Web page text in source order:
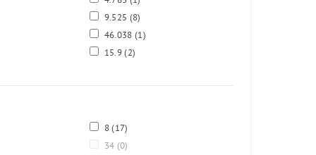
9.525 (8)
46.038(1)
15.9(2)
8(17)
34 (0)